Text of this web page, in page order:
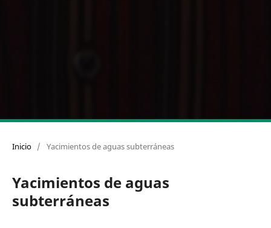
Inicio / Yacimientos de aguas subterráneas
Yacimientos de aguas
subterráneas